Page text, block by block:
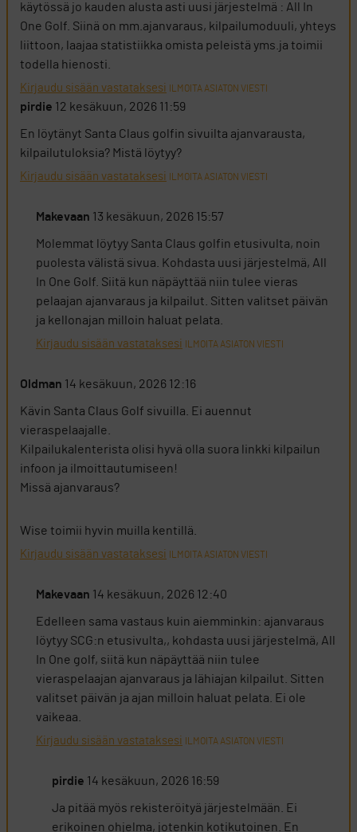
käytössä jo kauden alusta asti uusi järjestelmä : All In
One Golf. Siinä on mm.ajanvaraus, kilpailumoduuli, yhteys
liittoon, laajaa statistiikka omista peleistä yms.ja toimii
todella hienosti.
Kirjaudu sisään vastataksesi ILMOITA ASIATON VIESTI
pirdie 12 kesäkuun, 2026 11:59
En löytänyt Santa Claus golfin sivuilta ajanvarausta,
kilpailutuloksia? Mistä löytyy?
Kirjaudu sisään vastataksesi ILMOITA ASIATON VIESTI
Makevaan 13 kesäkuun, 2026 15:57
Molemmat löytyy Santa Claus golfin etusivulta, noin
puolesta välistä sivua. Kohdasta uusi järjestelmä, All
In One Golf. Siitä kun näpäyttää niin tulee vieras
pelaajan ajanvaraus ja kilpailut. Sitten valitset päivän
ja kellonajan milloin haluat pelata.
Kirjaudu sisään vastataksesi ILMOITA ASIATON VIESTI
Oldman 14 kesäkuun, 2026 12:16
Kävin Santa Claus Golf sivuilla. Ei auennut
vieraspelaajalle.
Kilpailukalenterista olisi hyvä olla suora linkki kilpailun
infoon ja ilmoittautumiseen!
Missä ajanvaraus?
Wise toimii hyvin muilla kentillä.
Kirjaudu sisään vastataksesi ILMOITA ASIATON VIESTI
Makevaan 14 kesäkuun, 2026 12:40
Edelleen sama vastaus kuin aiemminkin: ajanvaraus
löytyy SCG:n etusivulta,, kohdasta uusi järjestelmä, All
In One golf, siitä kun näpäyttää niin tulee
vieraspelaajan ajanvaraus ja lähiajan kilpailut. Sitten
valitset päivän ja ajan milloin haluat pelata. Ei ole
vaikeaa.
Kirjaudu sisään vastataksesi ILMOITA ASIATON VIESTI
pirdie 14 kesäkuun, 2026 16:59
Ja pitää myös rekisteröityä järjestelmään. Ei
erikoinen ohjelma, jotenkin kotikutoinen. En